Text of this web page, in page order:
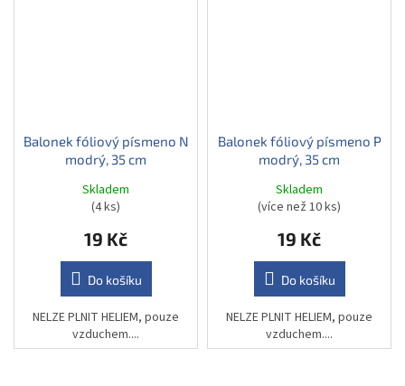
Balonek fóliový písmeno N
modrý, 35 cm
Skladem
(4 ks)
19 Kč
Do košíku
NELZE PLNIT HELIEM, pouze
vzduchem....
Balonek fóliový písmeno P
modrý, 35 cm
Skladem
(více než 10 ks)
19 Kč
Do košíku
NELZE PLNIT HELIEM, pouze
vzduchem....